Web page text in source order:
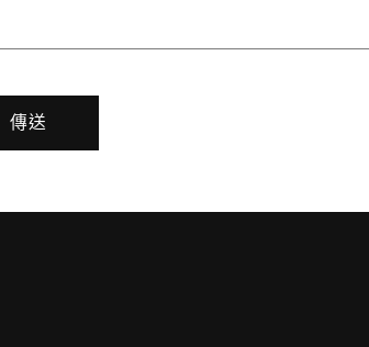
傳送